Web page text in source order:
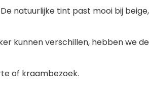
natuurlijke tint past mooi bij
kunnen verschillen, hebben we
of kraambezoek.